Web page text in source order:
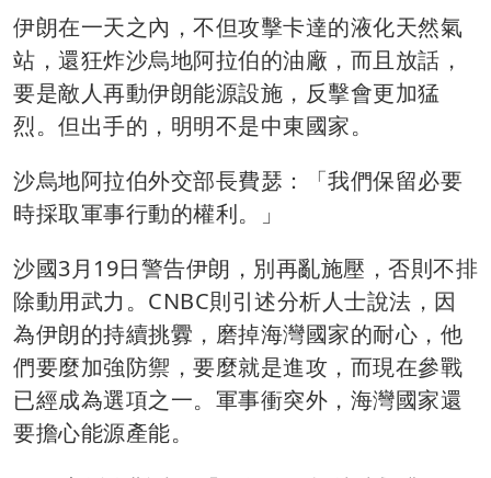
伊朗在一天之內，不但攻擊卡達的液化天然氣
站，還狂炸沙烏地阿拉伯的油廠，而且放話，
要是敵人再動伊朗能源設施，反擊會更加猛
烈。但出手的，明明不是中東國家。
沙烏地阿拉伯外交部長費瑟：「我們保留必要
時採取軍事行動的權利。」
沙國3月19日警告伊朗，別再亂施壓，否則不排
除動用武力。CNBC則引述分析人士說法，因
為伊朗的持續挑釁，磨掉海灣國家的耐心，他
們要麼加強防禦，要麼就是進攻，而現在參戰
已經成為選項之一。軍事衝突外，海灣國家還
要擔心能源產能。